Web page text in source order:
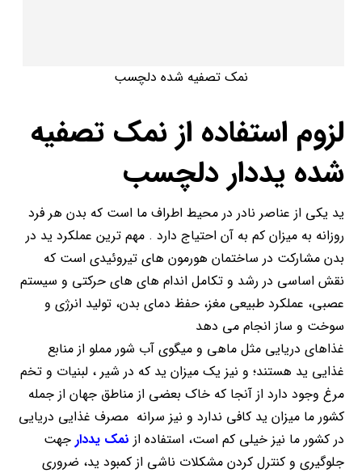
نمک تصفیه شده دلچسب
لزوم استفاده از نمک تصفیه
شده یددار دلچسب
ید یکی از عناصر نادر در محیط اطراف ما است که بدن هر فرد
روزانه به میزان کم به آن احتیاج دارد . مهم ترین عملکرد ید در
بدن مشارکت در ساختمان هورمون های تیروئیدی است که
نقش اساسی در رشد و تکامل اندام های های حرکتی و سیستم
عصبی، عملکرد طبیعی مغز، حفظ دمای بدن، تولید انرژی و
سوخت و ساز انجام می دهد
غذاهای دریایی مثل ماهی و میگوی آب شور مملو از منابع
غذایی ید هستند؛ و نیز یک میزان ید که در شیر ، لبنیات و تخم
مرغ وجود دارد از آنجا که خاک بعضی از مناطق جهان از جمله
کشور ما میزان ید کافی ندارد و نیز سرانه مصرف غذایی دریایی
در کشور ما نیز خیلی کم است، استفاده از نمک یددارجهت
جلوگیری و کنترل کردن مشکلات ناشی از کمبود ید، ضروری